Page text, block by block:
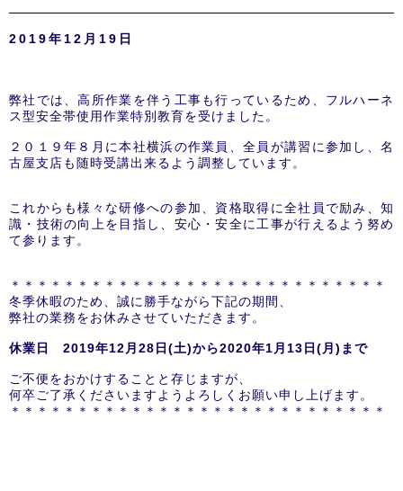
2019年12月19日
弊社では、高所作業を伴う工事も行っているため、フルハーネ
ス型安全帯使用作業特別教育を受けました。
２０１９年８月に本社横浜の作業員、全員が講習に参加し、名
古屋支店も随時受講出来るよう調整しています。
これからも様々な研修への参加、資格取得に全社員で励み、知
識・技術の向上を目指し、安心・安全に工事が行えるよう努め
て参ります。
＊＊＊＊＊＊＊＊＊＊＊＊＊＊＊＊＊＊＊＊＊＊＊＊＊＊＊＊
冬季休暇のため、誠に勝手ながら下記の期間、
弊社の業務をお休みさせていただきます。
休業日 2019年12 月28 日(土)から2020年1 月13 日( 月) まで
ご不便をおかけすることと存じますが、
何卒ご了承くださいますようよろしくお願い申し上げます。
＊＊＊＊＊＊＊＊＊＊＊＊＊＊＊＊＊＊＊＊＊＊＊＊＊＊＊＊